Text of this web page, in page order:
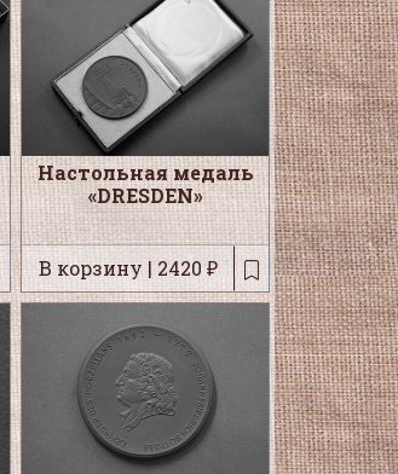
Настольная медаль
«DRESDEN»
В корзину | 2420 ₽